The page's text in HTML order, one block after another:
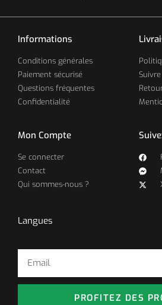
Informations
Conditions générales
Paiement sécurisé
Questions fréquentes
Confidentialité
Mon Compte
Se connecter
Contact
Qui sommes-nous ?
Langues
PROFITEZ DES